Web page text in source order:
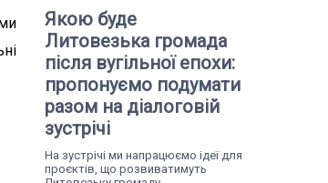
Якою буде
Литовезька громада
після вугільної епохи:
пропонуємо подумати
разом на діалоговій
зустрічі
На зустрічі ми напрацюємо ідеї для
проєктів, що розвиватимуть